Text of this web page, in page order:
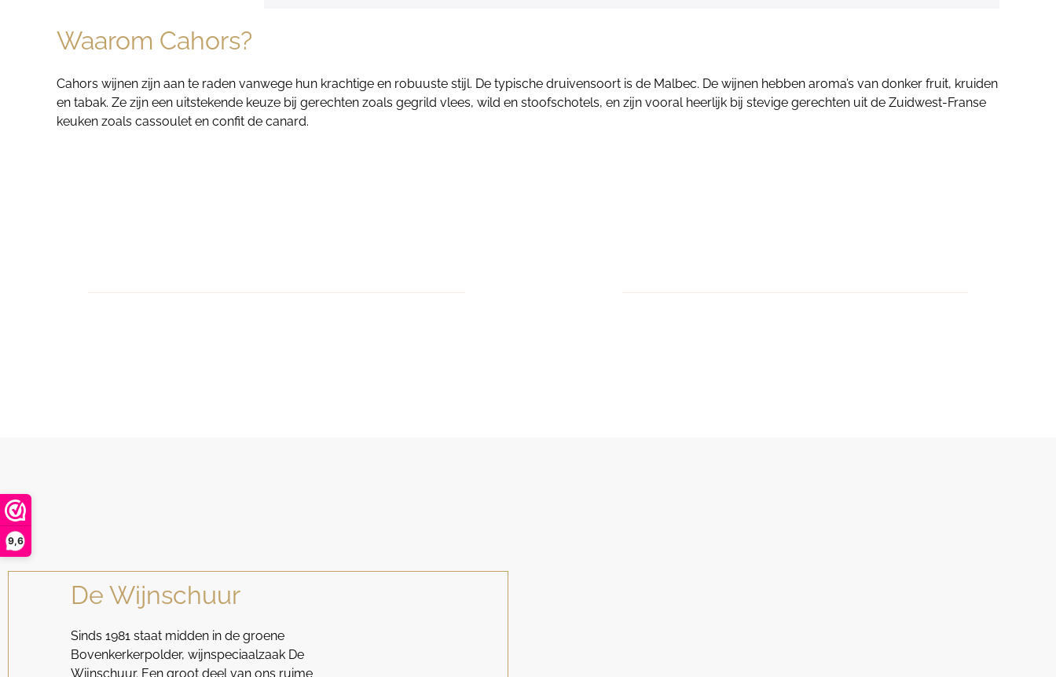
9,6
Waarom Cahors?
Cahors wijnen zijn aan te raden vanwege hun krachtige en robuuste stijl. De typische druivensoort is de Malbec. De wijnen hebben aroma’s van donker fruit, kruiden
en tabak. Ze zijn een uitstekende keuze bij gerechten zoals gegrild vlees, wild en stoofschotels, en zijn vooral heerlijk bij stevige gerechten uit de Zuidwest-Franse
keuken zoals cassoulet en confit de canard.
De Wijnschuur
Sinds 1981 staat midden in de groene
Bovenkerkerpolder, wijnspeciaalzaak De
Wijnschuur. Een groot deel van ons ruime